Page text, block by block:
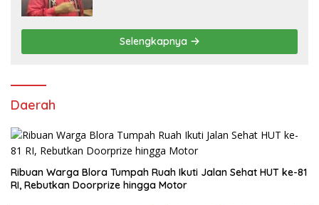
Selengkapnya
Daerah
Ribuan Warga Blora Tumpah Ruah Ikuti Jalan Sehat HUT ke-81
RI, Rebutkan Doorprize hingga Motor